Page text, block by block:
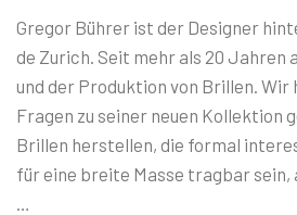
Gregor Bührer ist der Designer
de Zurich. Seit mehr als 20 Jahren
und der Produktion von Brillen. Wir
Fragen zu seiner neuen Kollektion
Brillen herstellen, die formal
für eine breite Masse tragbar
…